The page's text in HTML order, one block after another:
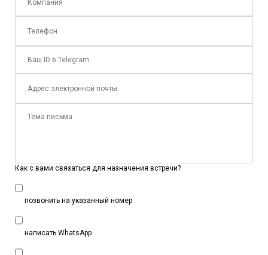
Как с вами связаться для назначения встречи?
позвонить на указанный номер
написать WhatsApp